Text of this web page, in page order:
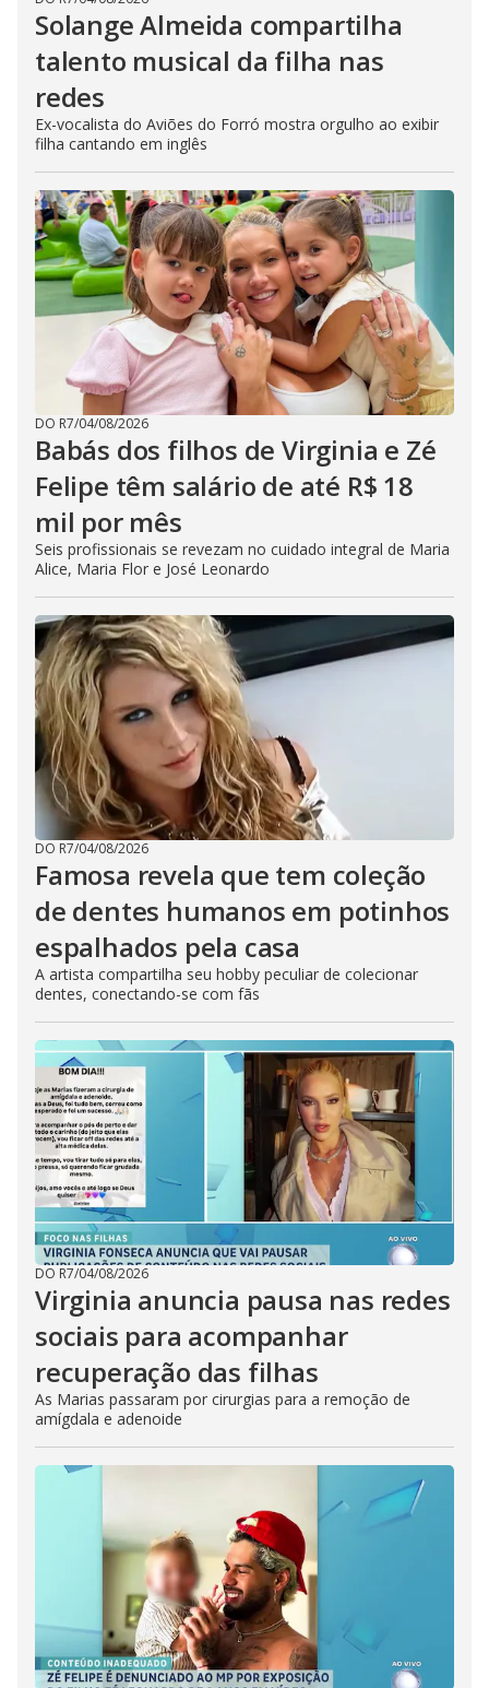
Solange Almeida compartilha
talento musical da filha nas
redes
Ex-vocalista do Aviões do Forró mostra orgulho ao exibir
filha cantando em inglês
DO R7/04/08/2026
Babás dos filhos de Virginia e Zé
Felipe têm salário de até R$ 18
mil por mês
Seis profissionais se revezam no cuidado integral de Maria
Alice, Maria Flor e José Leonardo
DO R7/04/08/2026
Famosa revela que tem coleção
de dentes humanos em potinhos
espalhados pela casa
A artista compartilha seu hobby peculiar de colecionar
dentes, conectando-se com fãs
DO R7/04/08/2026
Virginia anuncia pausa nas redes
sociais para acompanhar
recuperação das filhas
As Marias passaram por cirurgias para a remoção de
amígdala e adenoide